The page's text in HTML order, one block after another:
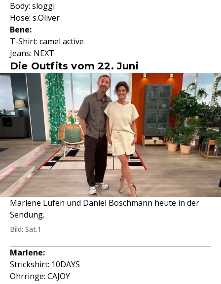
Body: sloggi
Hose: s.Oliver
Bene:
T-Shirt: camel active
Jeans: NEXT
Die Outfits vom 22. Juni
Marlene Lufen und Daniel Boschmann heute in der
Sendung.
Bild: Sat.1
Marlene:
Strickshirt: 10DAYS
Ohrringe: CAJOY